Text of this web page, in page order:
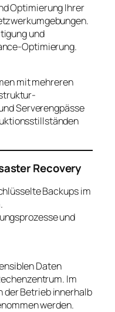
Optimierung Ihrer
und
Optimierung.
mit mehreren
Serverengpässe
Recovery
Backups im
und
Daten
Im
der Betrieb innerhalb
werden.